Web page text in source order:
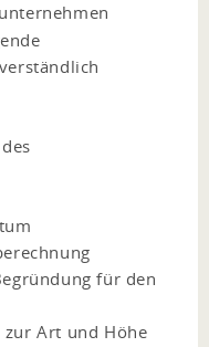
für den
zur Art und Höhe